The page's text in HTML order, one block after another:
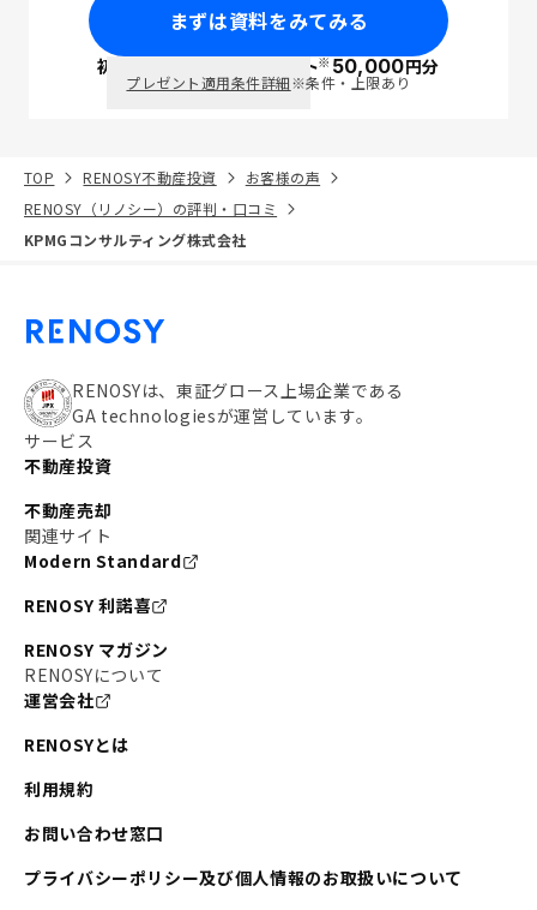
まずは資料をみてみる
初回面談で ポイント※50,000円分
プレゼント適用条件詳細※条件・上限あり
TOP RENOSY不動産投資
お客様の声
RENOSY（リノシー）の評判・口コミ
KPMGコンサルティング株式会社
RENOSYは、東証グロース上場企業である
GA technologiesが運営しています。
サービス
不動産投資
不動産売却
関連サイト
Modern Standard
RENOSY 利諾喜
RENOSY マガジン
RENOSYについて
運営会社
RENOSYとは
利用規約
お問い合わせ窓口
プライバシーポリシー及び個人情報のお取扱いについて